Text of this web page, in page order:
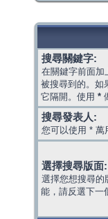
搜尋關鍵字:
在關鍵字前面加
被搜尋到的。如
它隔開。使用 *
搜尋發表人:
您可以使用 * 萬
選擇搜尋版面:
選擇您想搜尋的
能，請反選下一